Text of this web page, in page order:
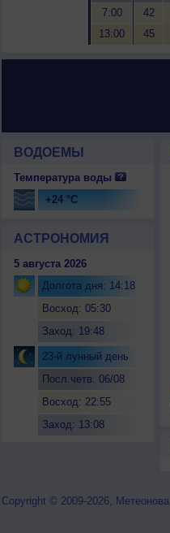
7:00
42
13:00
45
ВОДОЕМЫ
Температура воды
+24 °C
АСТРОНОМИЯ
5 августа 2026
Долгота дня: 14:18
Восход: 05:30
Заход: 19:48
23-й лунный день
Посл.четв. 06/08
Восход: 22:55
Заход: 13:08
Copyright © 2009-2026, Метеонова